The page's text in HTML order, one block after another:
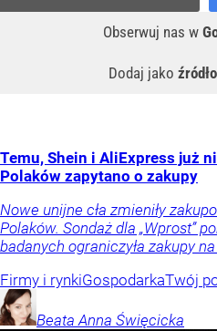
Obserwuj nas w
Dodaj jako
Temu, Shein i AliExpress już
Polaków zapytano o zakupy
Nowe unijne cła zmieniły
Polaków. Sondaż dla „Wprost”
badanych ograniczyła zakupy
Firmy i rynkiGospodarkaTwój
Beata Anna Święcicka